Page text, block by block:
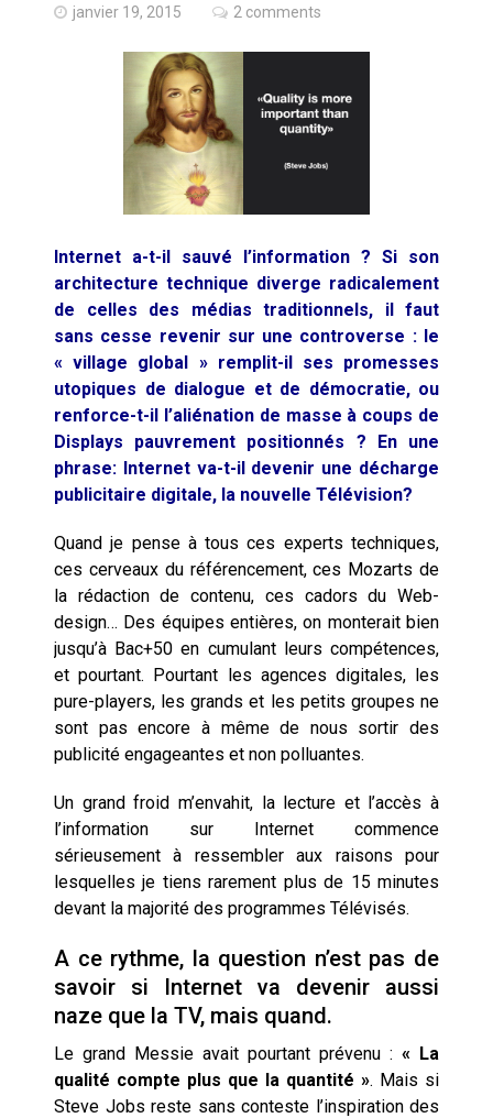
Quand Mistral veut moraliser le
Commentaire sur la polémique
des perroquets
Les syndicats, (tout) contre l’IA
Campus IA doit sortir des
champs : « On impose et copie
le gigantisme états-unien »
Addendum sur les machines à
laver, et l’intelligence artificielle
La vaste blague du macronisme
crypto-spatial
Technostress et IA générative :
le remplacement n’est pas le
cœur du problème
janvier 19, 2015 2 comments
Internet a-t-il sauvé l’information ? Si son
architecture technique diverge radicalement
de celles des médias traditionnels, il faut
sans cesse revenir sur une controverse : le
« village global » remplit-il ses promesses
utopiques de dialogue et de démocratie, ou
renforce-t-il l’aliénation de masse à coups de
Displays pauvrement positionnés ? En une
phrase: Internet va-t-il devenir une décharge
publicitaire digitale, la nouvelle Télévision?
Quand je pense à tous ces experts techniques,
ces cerveaux du référencement, ces Mozarts de
la rédaction de contenu, ces cadors du Web-
design… Des équipes entières, on monterait bien
jusqu’à Bac+50 en cumulant leurs compétences,
et pourtant. Pourtant les agences digitales, les
pure-players, les grands et les petits groupes ne
sont pas encore à même de nous sortir des
publicité engageantes et non polluantes.
Un grand froid m’envahit, la lecture et l’accès à
l’information sur Internet commence
sérieusement à ressembler aux raisons pour
lesquelles je tiens rarement plus de 15 minutes
devant la majorité des programmes Télévisés.
A ce rythme, la question n’est pas de
savoir si Internet va devenir aussi
naze que la TV, mais quand.
Le grand Messie avait pourtant prévenu : « La
qualité compte plus que la quantité ». Mais si
Steve Jobs reste sans conteste l’inspiration des